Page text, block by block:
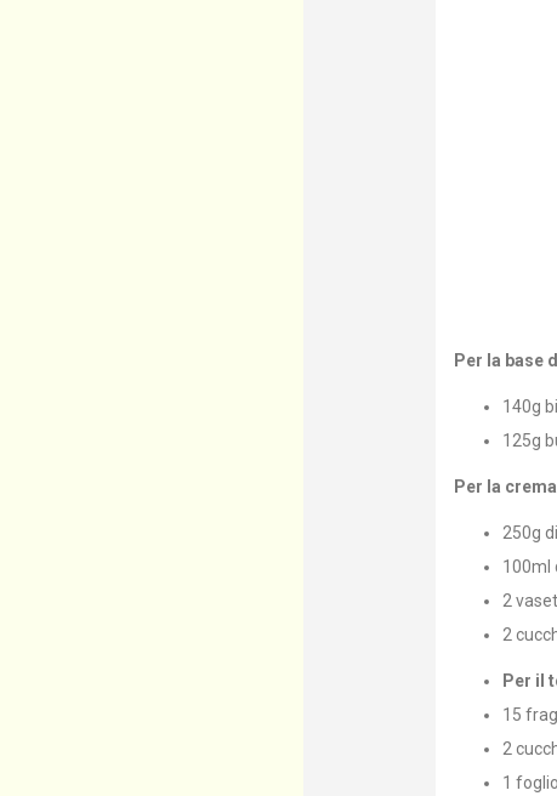
Per la base
140g
125g
Per la
250g
100ml
2
2
Per il
15
2
1